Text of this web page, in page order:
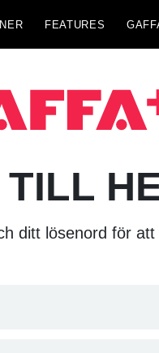
FEATURES
ditt lösenord för